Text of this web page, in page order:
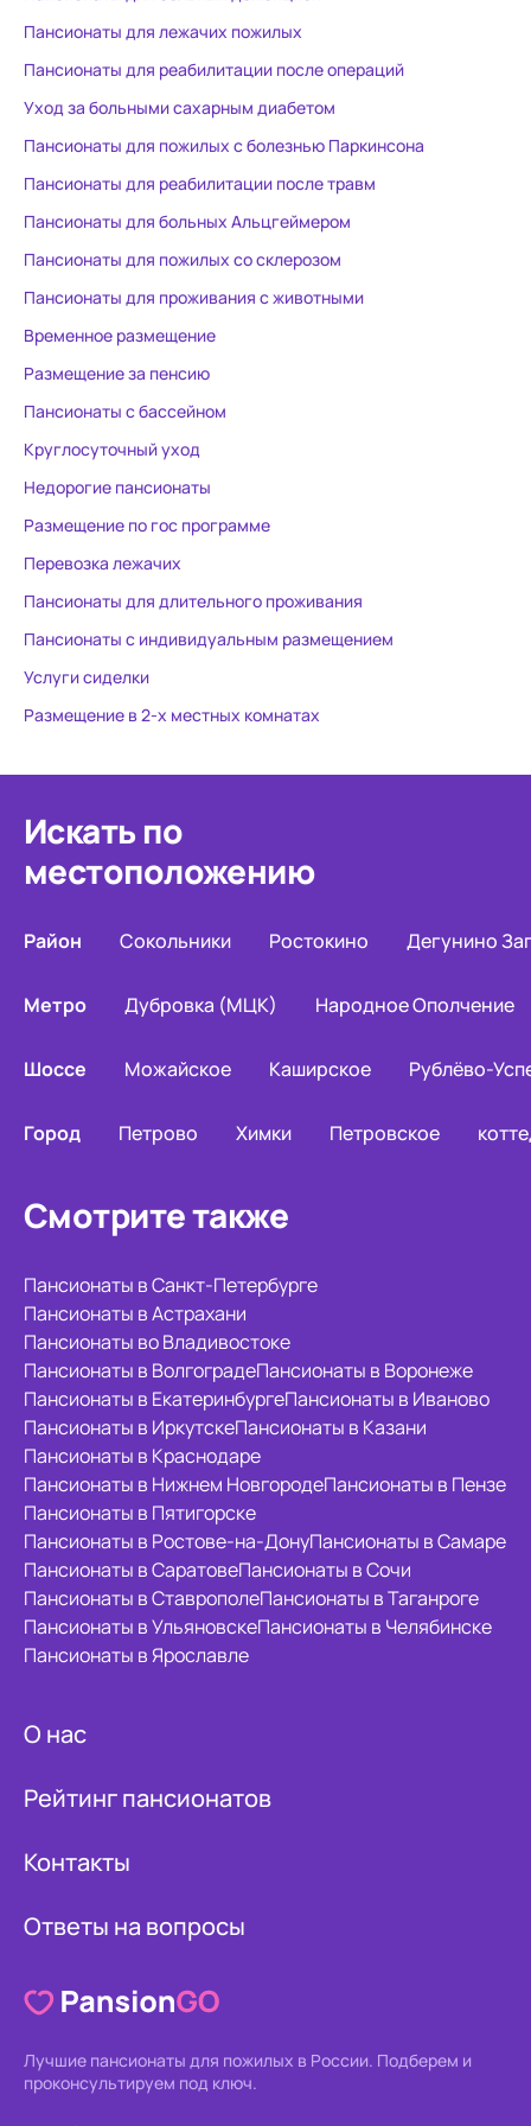
надо забирать, т.к. ее так
закормили снотворными , что
она перестала ходить. Итогом
пребывания в данном
пансионате стал лекарственный
делирий у мамы!(( Который
закончился инсультом . Есть мед
.заключение. Это не
медицинское учреждение, а
пансионат для пожилых людей!!
Зачем позиционировать
деменцией и Альцгеймером - не
объяснимо! Профильных
сотрудников в 20-м году не
было! Большие сомнения, что
появились.. Берегите своих
близких!
Пансионаты для лежачих пожилых
Пансионаты для реабилитации после операций
Уход за больными сахарным диабетом
Пансионаты для пожилых с болезнью Паркинсона
Пансионаты для реабилитации после травм
Пансионаты для больных Альцгеймером
Пансионаты для пожилых со склерозом
Пансионаты для проживания с животными
Временное размещение
Размещение за пенсию
Пансионаты с бассейном
Круглосуточный уход
Недорогие пансионаты
Размещение по гос программе
Перевозка лежачих
Пансионаты для длительного проживания
Пансионаты с индивидуальным размещением
Услуги сиделки
Размещение в 2-х местных комнатах
Искать по
местоположению
Район Сокольники Ростокино Дегунино
Метро Дубровка (МЦК) Народное Ополчение
Шоссе Можайское Каширское Рублёво-
Город Петрово Химки Петровское
Смотрите также
Пансионаты в Санкт-Петербурге
Пансионаты в Астрахани
Пансионаты во Владивостоке
Пансионаты в ВолгоградеПансионаты в Воронеже
Пансионаты в ЕкатеринбургеПансионаты в Иваново
Пансионаты в ИркутскеПансионаты в Казани
Пансионаты в Краснодаре
Пансионаты в Нижнем НовгородеПансионаты в Пензе
Пансионаты в Пятигорске
Пансионаты в Ростове-на-ДонуПансионаты в Самаре
Пансионаты в СаратовеПансионаты в Сочи
Пансионаты в СтаврополеПансионаты в Таганроге
Пансионаты в УльяновскеПансионаты в Челябинске
Пансионаты в Ярославле
О нас
Рейтинг пансионатов
Контакты
Ответы на вопросы
Лучшие пансионаты для пожилых в России. Подберем и
проконсультируем под ключ.